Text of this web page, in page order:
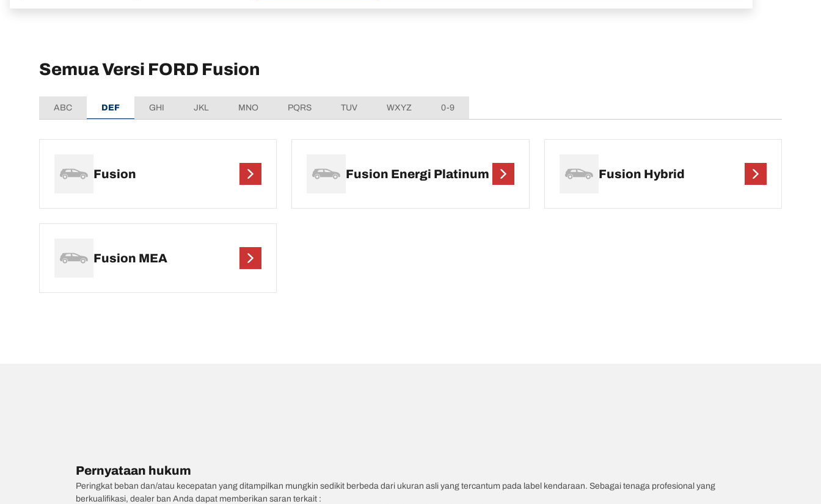
Semua Versi FORD Fusion
ABC DEF GHI JKL MNO PQRS TUV WXYZ 0-9
Fusion Fusion Energi Platinum Fusion Hybrid
Fusion MEA
Pernyataan hukum
Peringkat beban dan/atau kecepatan yang ditampilkan mungkin sedikit berbeda dari ukuran asli yang tercantum pada label kendaraan. Sebagai tenaga profesional yang
berkualifikasi, dealer ban Anda dapat memberikan saran terkait :